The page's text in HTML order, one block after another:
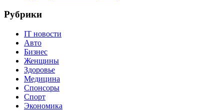
Рубрики
IT новости
Авто
Бизнес
Женщины
Здоровье
Медицина
Спонсоры
Спорт
Экономика